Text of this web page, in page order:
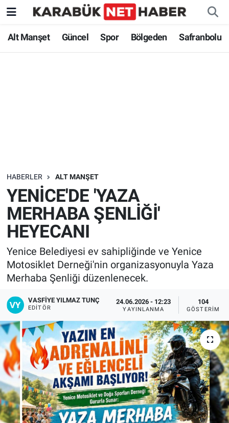
Alt Manşet Güncel Spor Bölgeden Safranbolu
HABERLER ALT MANŞET
YENİCE'DE 'YAZA
MERHABA ŞENLİĞİ'
HEYECANI
Yenice Belediyesi ev sahipliğinde ve Yenice
Motosiklet Derneği'nin organizasyonuyla Yaza
Merhaba Şenliği düzenlenecek.
VASFIYE YILMAZ TUNÇ
EDITÖR
24.06.2026 - 12:23
YAYINLANMA
104
GÖSTERIM